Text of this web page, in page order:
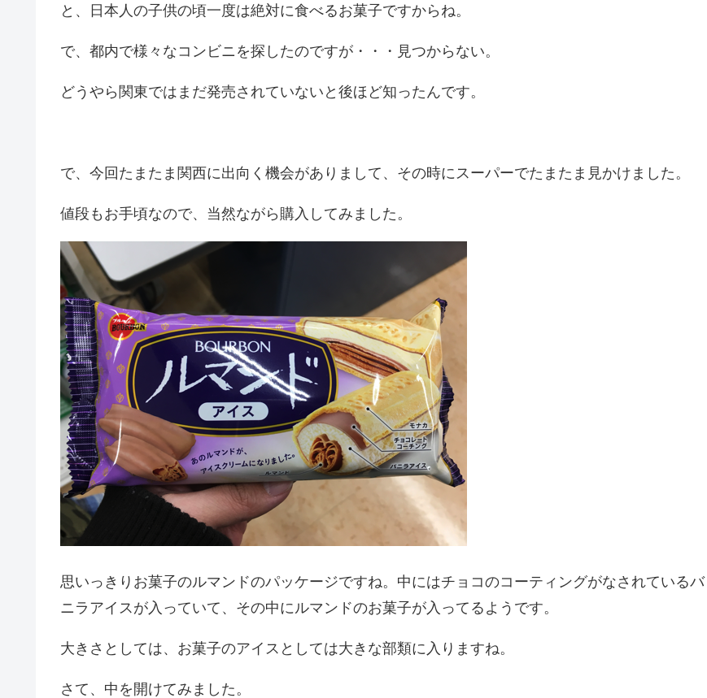
と、日本人の子供の頃一度は絶対に食べるお菓子ですからね。
で、都内で様々なコンビニを探したのですが・・・見つからない。
どうやら関東ではまだ発売されていないと後ほど知ったんです。
で、今回たまたま関西に出向く機会がありまして、その時にスーパーでたまたま見かけました。
値段もお手頃なので、当然ながら購入してみました。
思いっきりお菓子のルマンドのパッケージですね。中にはチョコのコーティングがなされているバ
ニラアイスが入っていて、その中にルマンドのお菓子が入ってるようです。
大きさとしては、お菓子のアイスとしては大きな部類に入りますね。
さて、中を開けてみました。